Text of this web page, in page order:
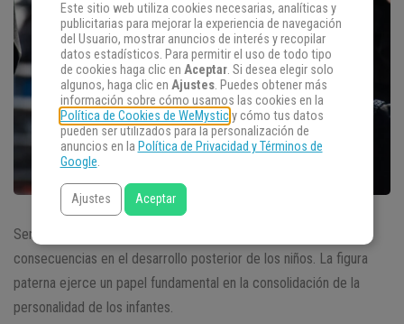
Ser criado por un
consecuencias en el desarrollo posterior de los niños. La figura
paterna ejerce un papel fundamental en la consolidación de la
personalidad de los infantes.
Este sitio web utiliza cookies necesarias, analíticas y
publicitarias para mejorar la experiencia de navegación
del Usuario, mostrar anuncios de interés y recopilar
datos estadísticos. Para permitir el uso de todo tipo
de cookies haga clic en Aceptar. Si desea elegir solo
algunos, haga clic en Ajustes. Puedes obtener más
información sobre cómo usamos las cookies en la
Política de Cookies de WeMysticy cómo tus datos
pueden ser utilizados para la personalización de
anuncios en la Política de Privacidad y Términos de
Google.
Ajustes Aceptar